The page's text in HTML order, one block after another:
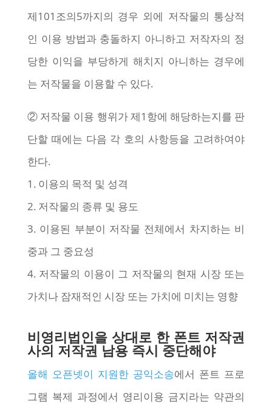
제101조의5까지의 경우 외에 저작물의 통상적
인 이용 방법과 충돌하지 아니하고 저작자의 정
당한 이익을 부당하게 해치지 아니하는 경우에
는 저작물을 이용할 수 있다.
② 저작물 이용 행위가 제1항에 해당하는지를 판
단할 때에는 다음 각 호의 사항등을 고려하여야
한다.
1. 이용의 목적 및 성격
2. 저작물의 종류 및 용도
3. 이용된 부분이 저작물 전체에서 차지하는 비
중과 그 중요성
4. 저작물의 이용이 그 저작물의 현재 시장 또는
가치나 잠재적인 시장 또는 가치에 미치는 영향
비영리법인을 상대로 한 폰트 저작권
사의 저작권 남용 즉시 중단해야
올해 오픈넷이 지원한 공익소송에서 폰트 프로
그램 복제 과정에서 영리이용 금지라는 약관의